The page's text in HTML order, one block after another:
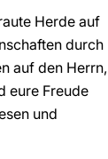
Herde auf
durch
auf den Herrn,
eure Freude
und